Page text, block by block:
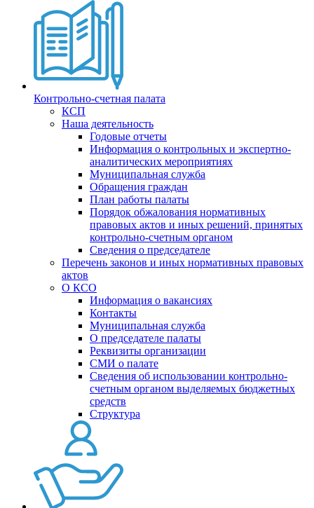
Контрольно-счетная палата
КСП
Наша деятельность
Годовые отчеты
Информация о контрольных и экспертно-
аналитических мероприятиях
Муниципальная служба
Обращения граждан
План работы палаты
Порядок обжалования нормативных
правовых актов и иных решений, принятых
контрольно-счетным органом
Сведения о председателе
Перечень законов и иных нормативных правовых
актов
О КСО
Информация о вакансиях
Контакты
Муниципальная служба
О председателе палаты
Реквизиты организации
СМИ о палате
Сведения об использовании контрольно-
счетным органом выделяемых бюджетных
средств
Структура